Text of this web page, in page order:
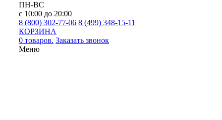
ПН-ВС
с 10:00 до 20:00
8 (800) 302-77-06 8 (499) 348-15-11
КОРЗИНА
0 товаров. Заказать звонок
Меню